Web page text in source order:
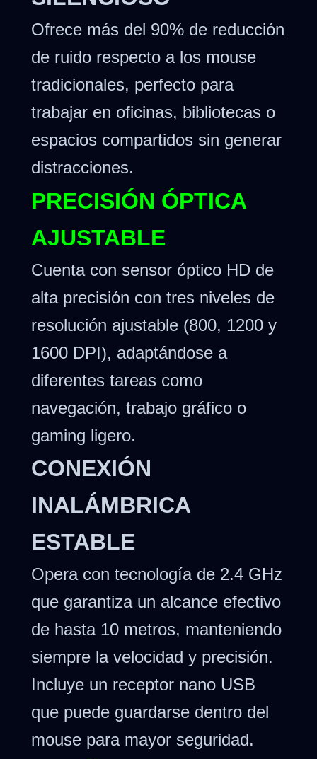
Ofrece más del 90% de reducción
de ruido respecto a los mouse
tradicionales, perfecto para
trabajar en oficinas, bibliotecas o
espacios compartidos sin generar
distracciones.
PRECISIÓN ÓPTICA
AJUSTABLE
Cuenta con sensor óptico HD de
alta precisión con tres niveles de
resolución ajustable (800, 1200 y
1600 DPI), adaptándose a
diferentes tareas como
navegación, trabajo gráfico o
gaming ligero.
CONEXIÓN
INALÁMBRICA
ESTABLE
Opera con tecnología de 2.4 GHz
que garantiza un alcance efectivo
de hasta 10 metros, manteniendo
siempre la velocidad y precisión.
Incluye un receptor nano USB
que puede guardarse dentro del
mouse para mayor seguridad.